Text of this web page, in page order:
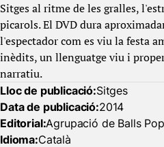
Sitges al ritme de les gralles,
picarols. El DVD dura
l'espectador com es viu la festa
inèdits, un llenguatge viu i
narratiu.
Lloc de publicació:Sitges
Data de publicació:2014
Editorial:Agrupació de Balls
Idioma:Català